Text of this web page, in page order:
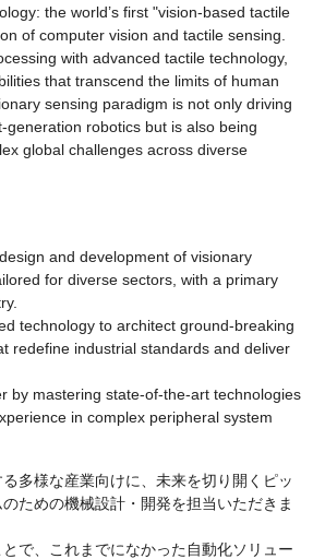
the world’s first "vision-based tactile
of computer vision and tactile sensing.
with advanced tactile technology,
that transcend the limits of human
sensing paradigm is not only driving
generation robotics but is also being
global challenges across diverse
and development of visionary
for diverse sectors, with a primary
technology to architect ground-breaking
redefine industrial standards and deliver
by mastering state-of-the-art technologies
in complex peripheral system
る多様な産業向けに、未来を切り開くピッ
ための機械設計・開発を担当いただきま
とで、これまでになかった自動化ソリュー